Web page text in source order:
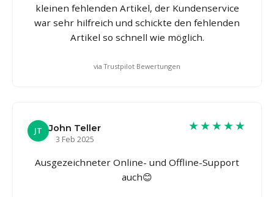
kleinen fehlenden Artikel, der Kundenservice
war sehr hilfreich und schickte den fehlenden
Artikel so schnell wie möglich.
via Trustpilot Bewertungen
JT
John Teller
3 Feb 2025
★★★★★
Ausgezeichneter Online- und Offline-Support
auch😊